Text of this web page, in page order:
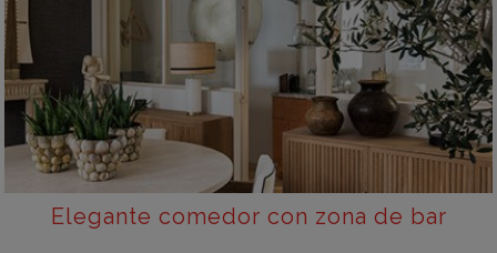
Elegante comedor con zona de bar